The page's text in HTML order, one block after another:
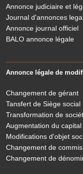
Annonce judiciaire et
Journal d'annonces
Annonce journal officiel
BALO annonce légale
Annonce légale de
Changement de gérant
Tansfert de Siège social
Transformation de
Augmentation du capital
Modifications d'objet
Changement de
Changement de